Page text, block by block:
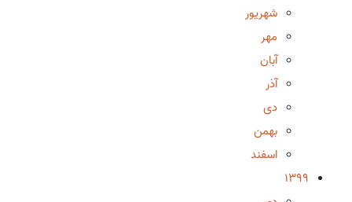
شهریور
مهر
آبان
آذر
دی
بهمن
اسفند
1399